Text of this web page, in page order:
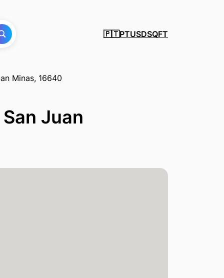
🇵🇹PTUSDSQFT
Minas, 16640
Juan